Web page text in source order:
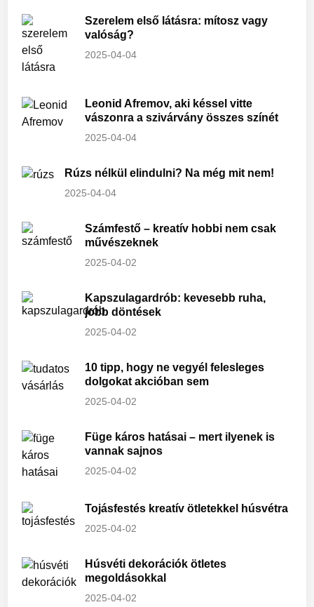
Szerelem első látásra: mítosz vagy
valóság?
2025-04-04
Leonid Afremov, aki késsel vitte
vászonra a szivárvány összes színét
2025-04-04
Rúzs nélkül elindulni? Na még mit nem!
2025-04-04
Számfestő – kreatív hobbi nem csak
művészeknek
2025-04-02
Kapszulagardrób: kevesebb ruha,
jobb döntések
2025-04-02
10 tipp, hogy ne vegyél felesleges
dolgokat akcióban sem
2025-04-02
Füge káros hatásai – mert ilyenek is
vannak sajnos
2025-04-02
Tojásfestés kreatív ötletekkel húsvétra
2025-04-02
Húsvéti dekorációk ötletes
megoldásokkal
2025-04-02